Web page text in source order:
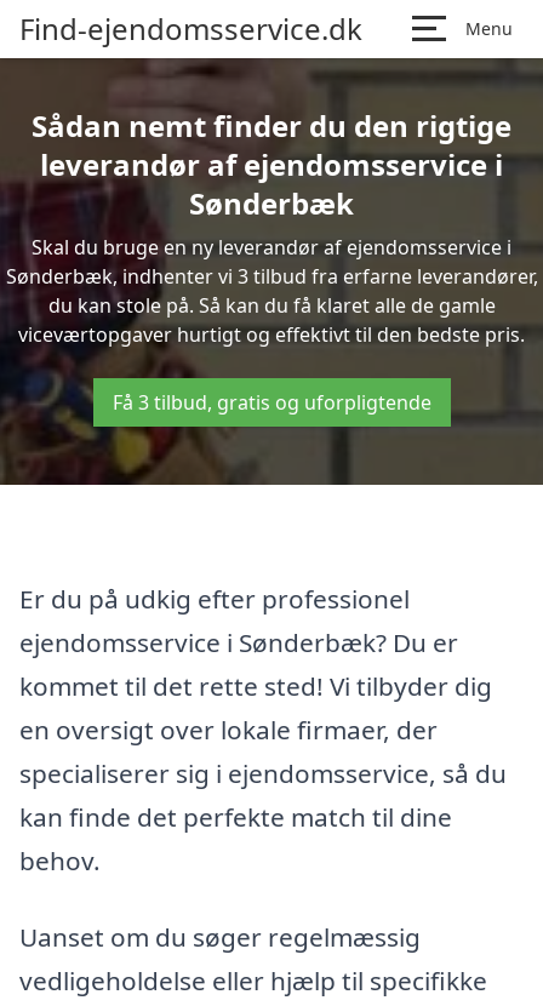
Find-ejendomsservice.dk Menu
Sådan nemt finder du den rigtige
leverandør af ejendomsservice i
Sønderbæk
Skal du bruge en ny leverandør af ejendomsservice i
Sønderbæk, indhenter vi 3 tilbud fra erfarne leverandører,
du kan stole på. Så kan du få klaret alle de gamle
viceværtopgaver hurtigt og effektivt til den bedste pris.
Få 3 tilbud, gratis og uforpligtende
Er du på udkig efter professionel
ejendomsservice i Sønderbæk? Du er
kommet til det rette sted! Vi tilbyder dig
en oversigt over lokale firmaer, der
specialiserer sig i ejendomsservice, så du
kan finde det perfekte match til dine
behov.
Uanset om du søger regelmæssig
vedligeholdelse eller hjælp til specifikke